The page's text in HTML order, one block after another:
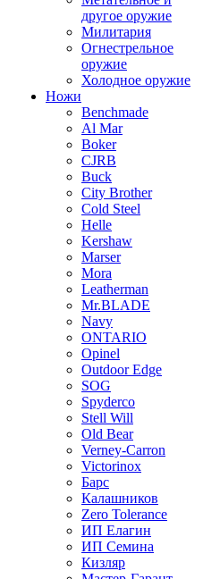
другое оружие
Милитария
Огнестрельное
оружие
Холодное оружие
Ножи
Benchmade
Al Mar
Boker
CJRB
Buck
City Brother
Cold Steel
Helle
Kershaw
Marser
Mora
Leatherman
Mr.BLADE
Navy
ONTARIO
Opinel
Outdoor Edge
SOG
Spyderco
Stell Will
Old Bear
Verney-Carron
Victorinox
Барс
Калашников
Zero Tolerance
ИП Елагин
ИП Семина
Кизляр